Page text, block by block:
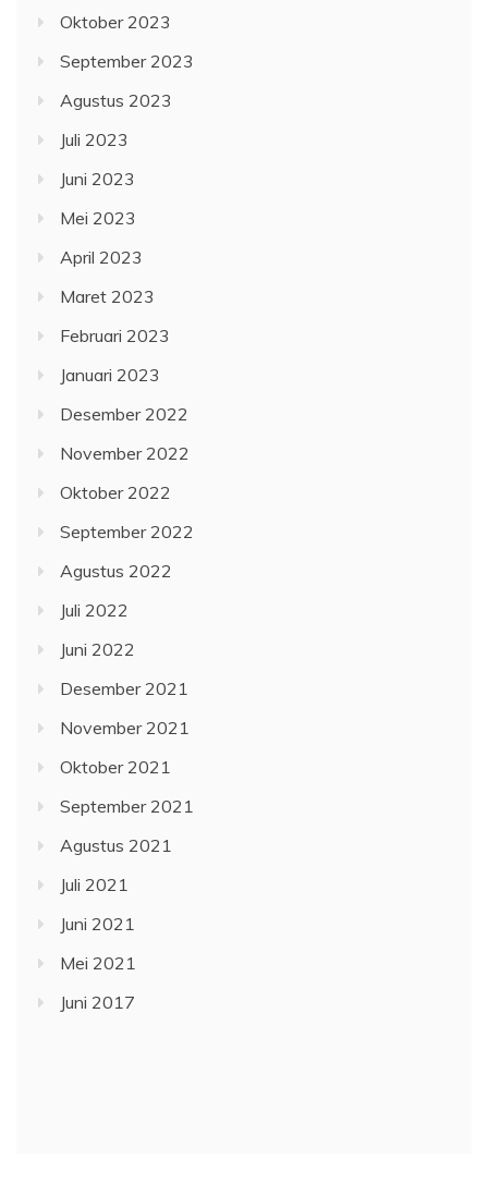
Oktober 2023
September 2023
Agustus 2023
Juli 2023
Juni 2023
Mei 2023
April 2023
Maret 2023
Februari 2023
Januari 2023
Desember 2022
November 2022
Oktober 2022
September 2022
Agustus 2022
Juli 2022
Juni 2022
Desember 2021
November 2021
Oktober 2021
September 2021
Agustus 2021
Juli 2021
Juni 2021
Mei 2021
Juni 2017